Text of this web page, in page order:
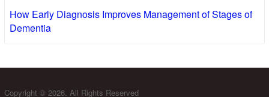
How Early Diagnosis Improves Management of Stages of
Dementia
Copyright © 2026. All Rights Reserved